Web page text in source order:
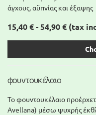
άγχους, αϋπνίας και έξαψης
15,40 € - 54,90 € (tax
φουντουκέλαιο
Το φουντουκέλαιο
Avellana) μέσω ψυχρής